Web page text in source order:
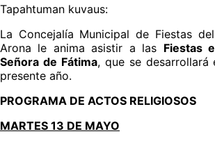
Tapahtuman kuvaus:
La Concejalía Municipal de Fiestas
Arona le anima asistir a las Fiestas
Señora de Fátima, que se desarrollará
presente año.
PROGRAMA DE ACTOS RELIGIOSOS
MARTES 13 DE MAYO